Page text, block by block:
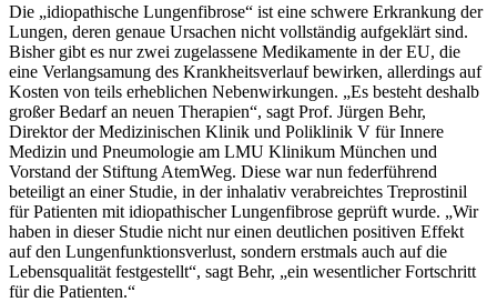
Die „idiopathische Lungenfibrose“ ist eine schwere Erkrankung der
Lungen, deren genaue Ursachen nicht vollständig aufgeklärt sind.
Bisher gibt es nur zwei zugelassene Medikamente in der EU, die
eine Verlangsamung des Krankheitsverlauf bewirken, allerdings auf
Kosten von teils erheblichen Nebenwirkungen. „Es besteht deshalb
großer Bedarf an neuen Therapien“, sagt Prof. Jürgen Behr,
Direktor der Medizinischen Klinik und Poliklinik V für Innere
Medizin und Pneumologie am LMU Klinikum München und
Vorstand der Stiftung AtemWeg. Diese war nun federführend
beteiligt an einer Studie, in der inhalativ verabreichtes Treprostinil
für Patienten mit idiopathischer Lungenfibrose geprüft wurde. „Wir
haben in dieser Studie nicht nur einen deutlichen positiven Effekt
auf den Lungenfunktionsverlust, sondern erstmals auch auf die
Lebensqualität festgestellt“, sagt Behr, „ein wesentlicher Fortschritt
für die Patienten.“